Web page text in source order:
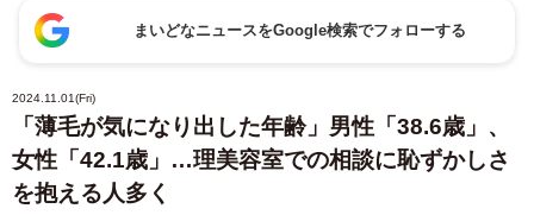
まいどなニュースをGoogle検索でフォローする
2024.11.01(Fri)
「薄毛が気になり出した年齢」男性「38.6歳」、
女性「42.1歳」…理美容室での相談に恥ずかしさ
を抱える人多く